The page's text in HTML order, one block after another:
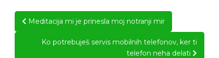
Post
navigation
Meditacija mi je prinesla moj notranji mir
Ko potrebuješ servis mobilnih telefonov, ker ti
telefon neha delati